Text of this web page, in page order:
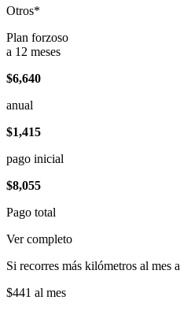
Otros*
Plan forzoso
a 12 meses
$6,640
anual
$1,415
pago inicial
$8,055
Pago total
Ver completo
Si recorres más kilómetros al mes
$441 al mes